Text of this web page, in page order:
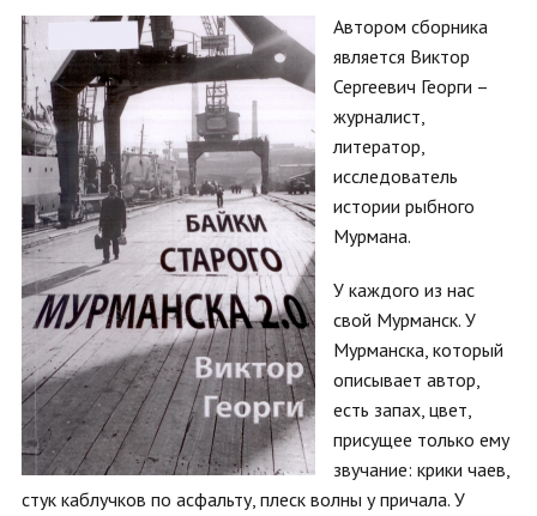
Автором сборника
является Виктор
Сергеевич Георги –
журналист,
литератор,
исследователь
истории рыбного
Мурмана.
У каждого из нас
свой Мурманск. У
Мурманска, который
описывает автор,
есть запах, цвет,
присущее только ему
звучание: крики чаев,
стук каблучков по асфальту, плеск волны у причала. У